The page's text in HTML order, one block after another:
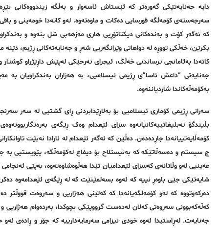
دایە جەنایەتێكی گەورەتر كه‌ ئێستاش ئاسەوار و بەڵگە زیندووەکانی
سه‌رجه‌سته‌ی كۆمه‌ڵگه‌ قورسایی ده‌كات و ماوه‌ته‌وه‌. لەو کاتەدا خومەینی و
کە ئەگەر كۆت و بەندەکانی دیکتاتۆڕیی هاری مەزهەبی شل بنه‌وه‌ و
بکرێن، خەڵکی تووڕە لە دواهاتی وێرانگەریی شەڕ و جەنایەتەکانی ڕژیم،
کاتەدا بەئامانجی ترساندنی خەڵک، ئیجرای تەرحێکی لەپێش داڕێژراو کوشتار
جەنایەتی “داعش ئاسا”ی ڕژیمی ئیسلامیی، بە هەزاران به‌ندكراویان
بەکۆمەڵەکاندا شاردیاننەوە.
سەرانی ڕژیمی کۆماری ئیسلامیی بۆ بەلاڕێدابردنی ڕای گشتیی لە سه‌ر
بڵیندگۆ تەبلیغاتییەکانیانه‌وه‌ سزای ئێعدام وەک ڕێگه‌ی
کۆمەڵایەتییانەدا جاڕده‌ده‌ن. دەڵێن کە ئەگەر ئێعدام لە ئارادا نەبێت
چ سیستم و ده‌سه‌ڵاتێكه ‌کە به‌ئیستلاح بۆ دیفاع لەكۆمه‌ڵگه‌، پێویستیی بە
عەینیی لەو وڵاتانەی کەسزای ئێعدامیان تێدا هەڵوەشاوەتەوە، بەپێی
شایه‌تێكی جێی باوەڕ نییه‌ کە ئه‌وه‌ بسه‌لمێنێت كه‌ لە ڕێگه‌ی ئێعدامەوە
ده‌ركه‌وتووه‌ كه‌ لەو کۆمەڵگه‌یانەدا کە کەلێنی هەژاریی و سەروەت قووڵتر
کەڵەکەبوونی سەروەتی کەلان لەدەست گرووپێکی بچوکدا، بەردەوام
جەنایەت. لەڕاستیدا ئەوە خودی نیزامی سەرمایەدارییە کە جۆر و ڕادەی